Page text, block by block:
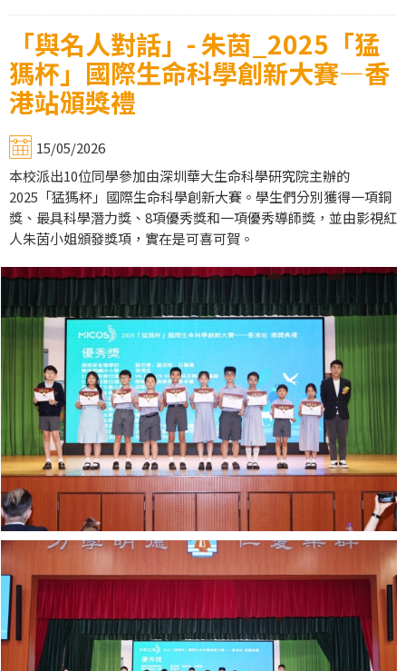
「與名人對話」- 朱茵_2025「猛
獁杯」國際生命科學創新大賽—香
港站頒獎禮
15/05/2026
本校派出10位同學參加由深圳華大生命科學研究院主辦的
2025「猛獁杯」國際生命科學創新大賽。學生們分別獲得一項銅
獎、最具科學潛力獎、8項優秀獎和一項優秀導師獎，並由影視紅
人朱茵小姐頒發獎項，實在是可喜可賀。